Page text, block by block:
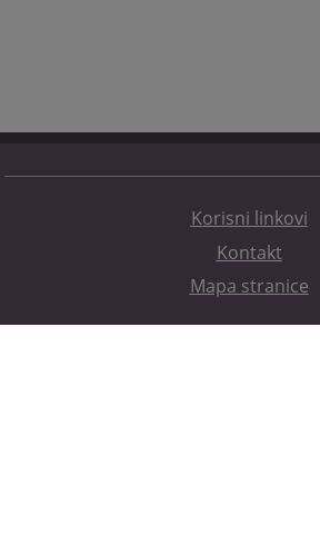
Korisni linkovi
Kontakt
Mapa stranice